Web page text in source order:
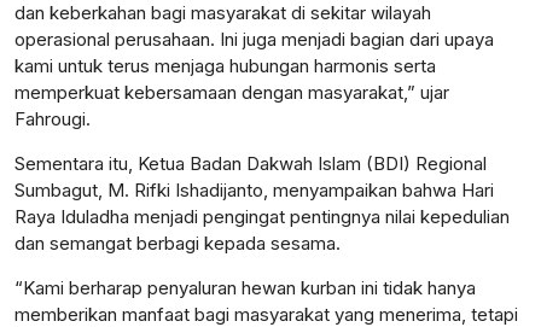
dan keberkahan bagi masyarakat di sekitar wilayah
operasional perusahaan. Ini juga menjadi bagian dari upaya
kami untuk terus menjaga hubungan harmonis serta
memperkuat kebersamaan dengan masyarakat,” ujar
Fahrougi.
Sementara itu, Ketua Badan Dakwah Islam (BDI) Regional
Sumbagut, M. Rifki Ishadijanto, menyampaikan bahwa Hari
Raya Iduladha menjadi pengingat pentingnya nilai kepedulian
dan semangat berbagi kepada sesama.
“Kami berharap penyaluran hewan kurban ini tidak hanya
memberikan manfaat bagi masyarakat yang menerima, tetapi